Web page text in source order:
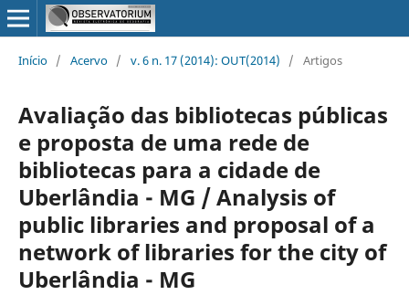
Início / Acervo / v. 6 n. 17 (2014): OUT(2014) / Artigos
Avaliação das bibliotecas públicas
e proposta de uma rede de
bibliotecas para a cidade de
Uberlândia - MG / Analysis of
public libraries and proposal of a
network of libraries for the city of
Uberlândia - MG